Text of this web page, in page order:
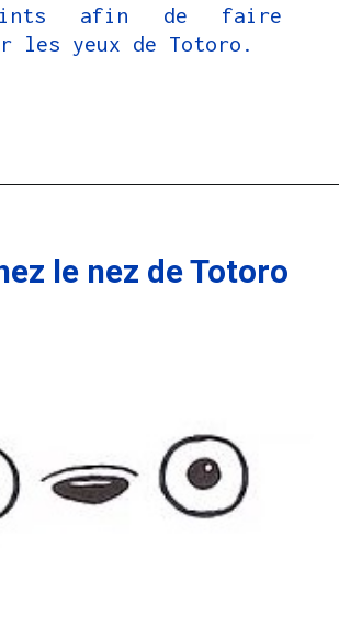
afin de faire
les yeux de Totoro.
le nez de Totoro